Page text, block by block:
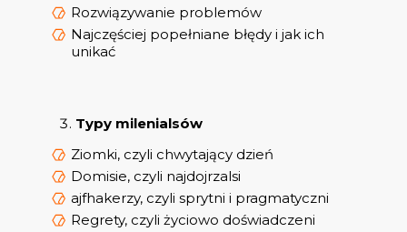
Rozwiązywanie problemów
Najczęściej popełniane błędy i jak ich
unikać
Typy milenialsów
Ziomki, czyli chwytający dzień
Domisie, czyli najdojrzalsi
ajfhakerzy, czyli sprytni i pragmatyczni
Regrety, czyli życiowo doświadczeni